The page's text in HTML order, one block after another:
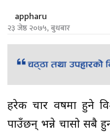
appharu
२३ जेष्ठ २०७५, बुधबार
हरेक चार वर्षमा हुने
पाउँछन् भन्ने चासो सबै